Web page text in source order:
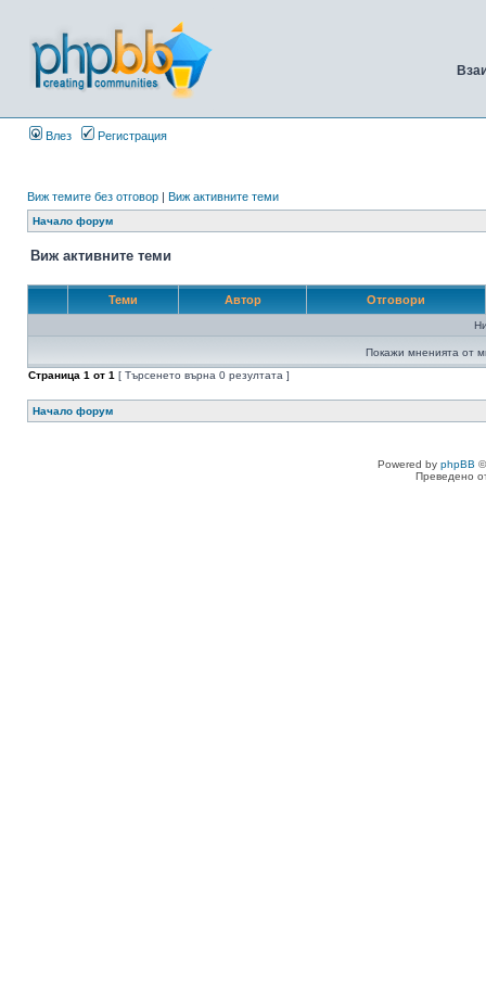
Влез Регистрация
Виж темите без отговор | Виж активните теми
Начало форум
Виж активните теми
Теми Автор Отговори
Покажи мненията от
Страница 1 от 1 [ Търсенето върна 0 резултата ]
Начало форум
Powered by phpBB
Преведено